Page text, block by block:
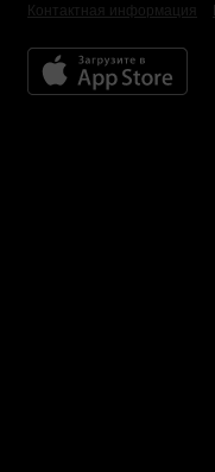
Контактная информация